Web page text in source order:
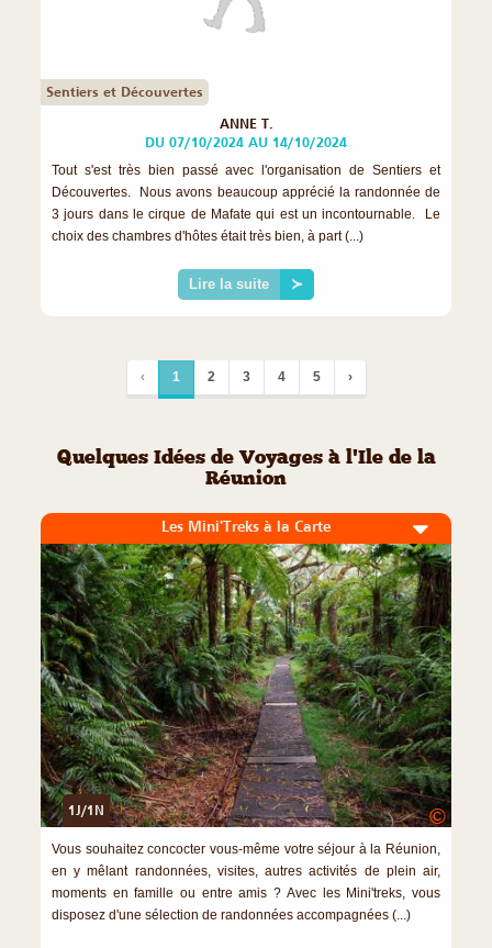
Sentiers et Découvertes
ANNE T.
DU 07/10/2024 AU 14/10/2024
Tout s'est très bien passé avec l'organisation de Sentiers et
Découvertes. Nous avons beaucoup apprécié la randonnée de
3 jours dans le cirque de Mafate qui est un incontournable. Le
choix des chambres d'hôtes était très bien, à part (...)
Lire la suite ≻
‹ 1 2 3 4 5 ›
Quelques Idées de Voyages à l'Ile de la
Réunion
Les Mini'Treks à la Carte
1J/1N ©
Vous souhaitez concocter vous-même votre séjour à la Réunion,
en y mêlant randonnées, visites, autres activités de plein air,
moments en famille ou entre amis ? Avec les Mini'treks, vous
disposez d'une sélection de randonnées accompagnées (...)